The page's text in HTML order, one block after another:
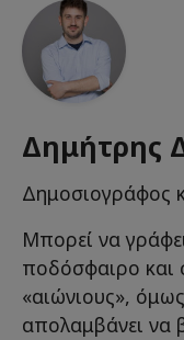
Δημήτρης
Δημοσιογράφος
Μπορεί να
ποδόσφαιρο και
«αιώνιους»,
απολαμβάνει να